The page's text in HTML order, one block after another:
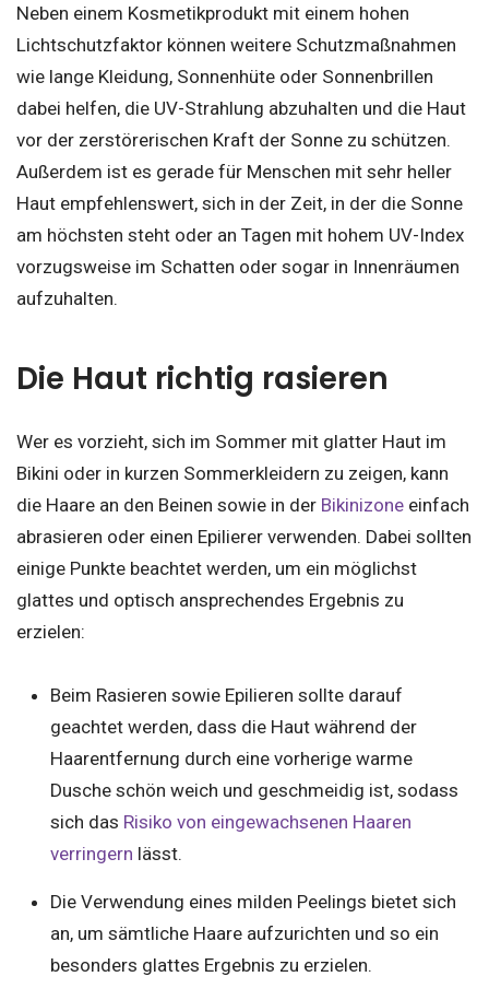
Neben einem Kosmetikprodukt mit einem hohen
Lichtschutzfaktor können weitere Schutzmaßnahmen
wie lange Kleidung, Sonnenhüte oder Sonnenbrillen
dabei helfen, die UV-Strahlung abzuhalten und die Haut
vor der zerstörerischen Kraft der Sonne zu schützen.
Außerdem ist es gerade für Menschen mit sehr heller
Haut empfehlenswert, sich in der Zeit, in der die Sonne
am höchsten steht oder an Tagen mit hohem UV-Index
vorzugsweise im Schatten oder sogar in Innenräumen
aufzuhalten.
Die Haut richtig rasieren
Wer es vorzieht, sich im Sommer mit glatter Haut im
Bikini oder in kurzen Sommerkleidern zu zeigen, kann
die Haare an den Beinen sowie in der Bikinizone einfach
abrasieren oder einen Epilierer verwenden. Dabei sollten
einige Punkte beachtet werden, um ein möglichst
glattes und optisch ansprechendes Ergebnis zu
erzielen:
Beim Rasieren sowie Epilieren sollte darauf
geachtet werden, dass die Haut während der
Haarentfernung durch eine vorherige warme
Dusche schön weich und geschmeidig ist, sodass
sich das Risiko von eingewachsenen Haaren
verringern lässt.
Die Verwendung eines milden Peelings bietet sich
an, um sämtliche Haare aufzurichten und so ein
besonders glattes Ergebnis zu erzielen.